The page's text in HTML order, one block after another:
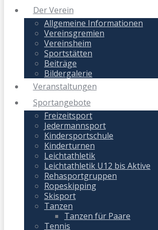
Der Verein
Allgemeine Informationen
Vereinsgremien
Vereinsheim
Sportstätten
Beiträge
Bildergalerie
Veranstaltungen
Sportangebote
Freizeitsport
Jedermannsport
Kindersportschule
Kinderturnen
Leichtathletik
Leichtathletik U12 bis Aktive
Rehasportgruppen
Ropeskipping
Skisport
Tanzen
Tanzen für Paare
Tennis